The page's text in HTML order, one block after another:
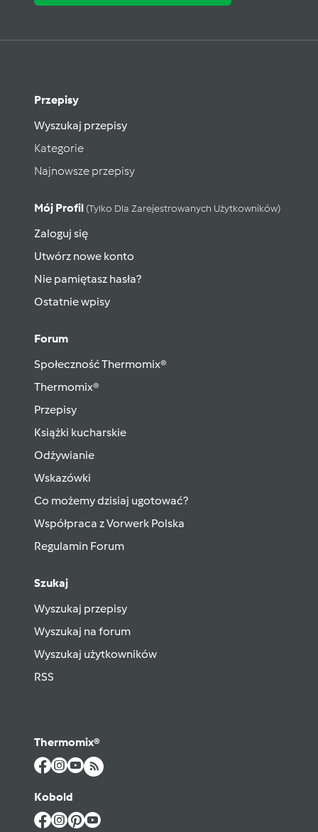
Przepisy
Wyszukaj przepisy
Kategorie
Najnowsze przepisy
Mój Profil (tylko Dla Zarejestrowanych Użytkowników)
Zaloguj się
Utwórz nowe konto
Nie pamiętasz hasła?
Ostatnie wpisy
Forum
Społeczność Thermomix®
Thermomix®
Przepisy
Książki kucharskie
Odżywianie
Wskazówki
Co możemy dzisiaj ugotować?
Współpraca z Vorwerk Polska
Regulamin Forum
Szukaj
Wyszukaj przepisy
Wyszukaj na forum
Wyszukaj użytkowników
RSS
Thermomix®
Kobold